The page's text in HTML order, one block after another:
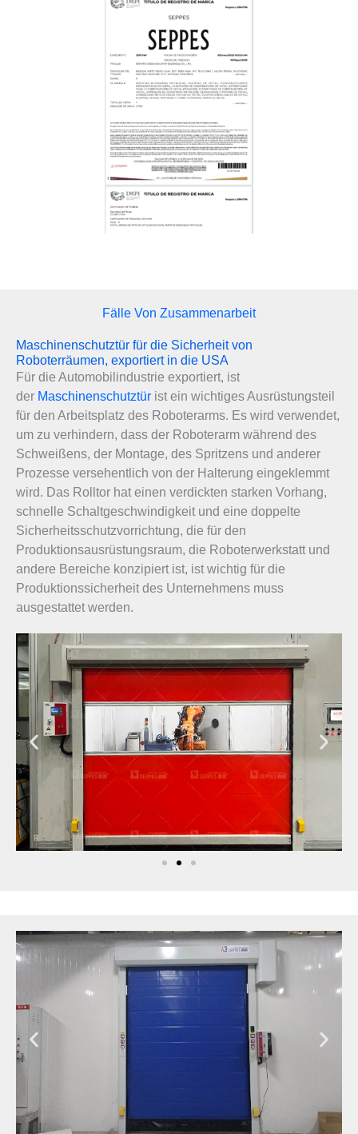
Fälle Von Zusammenarbeit
Maschinenschutztür für die Sicherheit von
Roboterräumen, exportiert in die USA
Für die Automobilindustrie exportiert, ist
der Maschinenschutztür ist ein wichtiges Ausrüstungsteil
für den Arbeitsplatz des Roboterarms. Es wird verwendet,
um zu verhindern, dass der Roboterarm während des
Schweißens, der Montage, des Spritzens und anderer
Prozesse versehentlich von der Halterung eingeklemmt
wird. Das Rolltor hat einen verdickten starken Vorhang,
schnelle Schaltgeschwindigkeit und eine doppelte
Sicherheitsschutzvorrichtung, die für den
Produktionsausrüstungsraum, die Roboterwerkstatt und
andere Bereiche konzipiert ist, ist wichtig für die
Produktionssicherheit des Unternehmens muss
ausgestattet werden.